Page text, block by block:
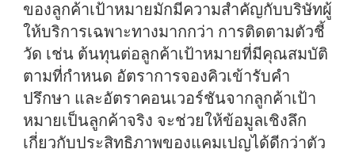
ของลูกค้าเป้าหมายมักมีความสำคัญกับบริษัทผู้
ให้บริการเฉพาะทางมากกว่า การติดตามตัวชี้
วัด เช่น ต้นทุนต่อลูกค้าเป้าหมายที่มีคุณสมบัติ
ตามที่กำหนด อัตราการจองคิวเข้ารับคำ
ปรึกษา และอัตราคอนเวอร์ชันจากลูกค้าเป้า
หมายเป็นลูกค้าจริง จะช่วยให้ข้อมูลเชิงลึก
เกี่ยวกับประสิทธิภาพของแคมเปญได้ดีกว่าตัว